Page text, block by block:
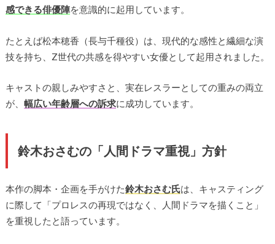
感できる俳優陣を意識的に起用しています。
たとえば松本穂香（長与千種役）は、現代的な感性と繊細な演
技を持ち、Z世代の共感を得やすい女優として起用されました。
キャストの親しみやすさと、実在レスラーとしての重みの両立
が、 幅広い年齢層への訴求に成功しています。
鈴木おさむの「人間ドラマ重視」方針
本作の脚本・企画を手がけた鈴木おさむ氏は、キャスティング
に際して「プロレスの再現ではなく、人間ドラマを描くこと」
を重視したと語っています。